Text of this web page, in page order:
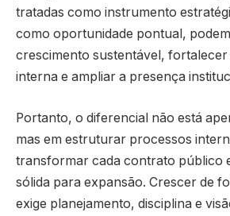
tratadas como instrumento
como oportunidade pontual,
crescimento sustentável,
interna e ampliar a presença
Portanto, o diferencial não está
mas em estruturar processos
transformar cada contrato público
sólida para expansão. Crescer de
exige planejamento, disciplina e